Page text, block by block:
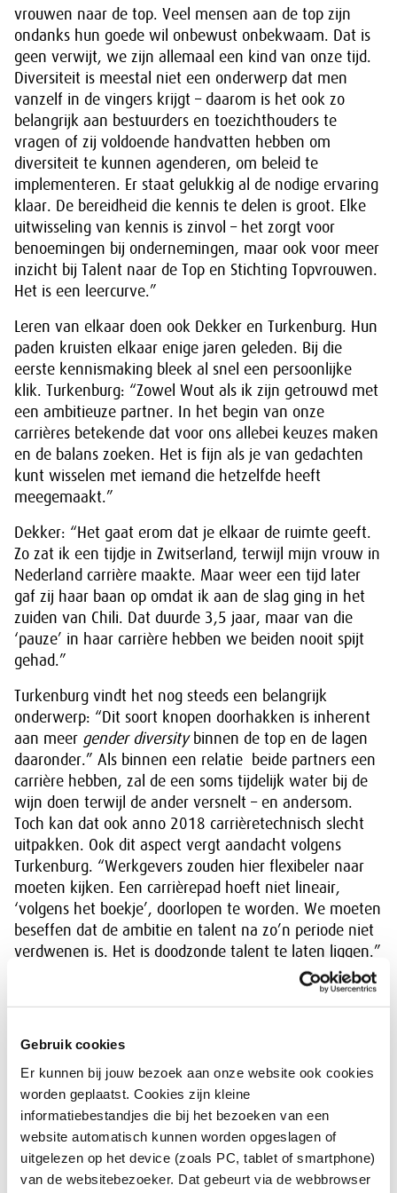
Gebruik cookies
Er kunnen bij jouw bezoek aan onze website ook cookies
worden geplaatst. Cookies zijn kleine
informatiebestandjes die bij het bezoeken van een
website automatisch kunnen worden opgeslagen of
uitgelezen op het device (zoals PC, tablet of smartphone)
van de websitebezoeker. Dat gebeurt via de webbrowser
vrouwen naar de top. Veel mensen aan de top zijn
ondanks hun goede wil onbewust onbekwaam. Dat is
geen verwijt, we zijn allemaal een kind van onze tijd.
Diversiteit is meestal niet een onderwerp dat men
vanzelf in de vingers krijgt – daarom is het ook zo
belangrijk aan bestuurders en toezichthouders te
vragen of zij voldoende handvatten hebben om
diversiteit te kunnen agenderen, om beleid te
implementeren. Er staat gelukkig al de nodige ervaring
klaar. De bereidheid die kennis te delen is groot. Elke
uitwisseling van kennis is zinvol – het zorgt voor
benoemingen bij ondernemingen, maar ook voor meer
inzicht bij Talent naar de Top en Stichting Topvrouwen.
Het is een leercurve.”
Leren van elkaar doen ook Dekker en Turkenburg. Hun
paden kruisten elkaar enige jaren geleden. Bij die
eerste kennismaking bleek al snel een persoonlijke
klik. Turkenburg: “Zowel Wout als ik zijn getrouwd met
een ambitieuze partner. In het begin van onze
carrières betekende dat voor ons allebei keuzes maken
en de balans zoeken. Het is fijn als je van gedachten
kunt wisselen met iemand die hetzelfde heeft
meegemaakt.”
Dekker: “Het gaat erom dat je elkaar de ruimte geeft.
Zo zat ik een tijdje in Zwitserland, terwijl mijn vrouw in
Nederland carrière maakte. Maar weer een tijd later
gaf zij haar baan op omdat ik aan de slag ging in het
zuiden van Chili. Dat duurde 3,5 jaar, maar van die
‘pauze’ in haar carrière hebben we beiden nooit spijt
gehad.”
Turkenburg vindt het nog steeds een belangrijk
onderwerp: “Dit soort knopen doorhakken is inherent
aan meer gender diversitybinnen de top en de lagen
daaronder.” Als binnen een relatie beide partners een
carrière hebben, zal de een soms tijdelijk water bij de
wijn doen terwijl de ander versnelt – en andersom.
Toch kan dat ook anno 2018 carrièretechnisch slecht
uitpakken. Ook dit aspect vergt aandacht volgens
Turkenburg. “Werkgevers zouden hier flexibeler naar
moeten kijken. Een carrièrepad hoeft niet lineair,
‘volgens het boekje’, doorlopen te worden. We moeten
beseffen dat de ambitie en talent na zo’n periode niet
verdwenen is. Het is doodzonde talent te laten liggen.”
Gêne als smeermiddel
Dat beiden doordrongen zijn van de noodzaak talent
niet langer te verspillen, mag duidelijk zijn. Voor
Turkenburg zit de frustratie in het feit dat een groot
deel van de bedrijven simpelweg aangeeft dat zij er
nog niet mee bezig zijn. En dat terwijl het
bewerkstelligen van diversiteit wel degelijk mogelijk is
– organisaties die hetcharterhebben ondertekend,